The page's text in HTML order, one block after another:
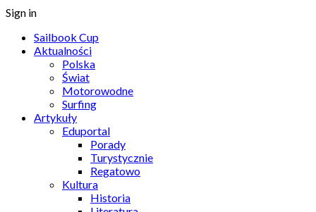
Sign in
Sailbook Cup
Aktualności
Polska
Świat
Motorowodne
Surfing
Artykuły
Eduportal
Porady
Turystycznie
Regatowo
Kultura
Historia